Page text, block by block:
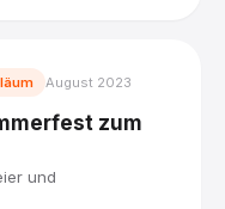
August 2023
zum
und